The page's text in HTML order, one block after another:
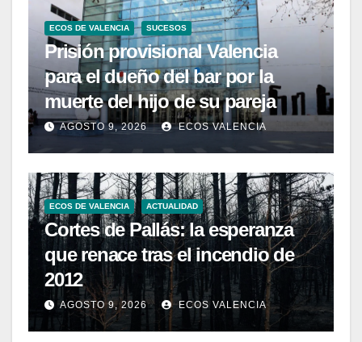
ECOS DE VALENCIA SUCESOS
Prisión provisional Valencia
para el dueño del bar por la
muerte del hijo de su pareja
AGOSTO 9, 2026 ECOS VALENCIA
ECOS DE VALENCIA ACTUALIDAD
Cortes de Pallás: la esperanza
que renace tras el incendio de
2012
AGOSTO 9, 2026 ECOS VALENCIA